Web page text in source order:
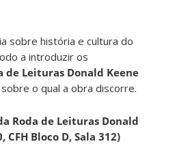
sobre história e cultura do
a introduzir os
de Leituras Donald Keene
o qual a obra discorre.
Roda de Leituras Donald
CFH Bloco D, Sala 312)